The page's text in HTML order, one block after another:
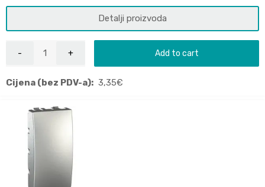
Detalji proizvoda
Add to cart
Cijena (bez PDV-a): 3,35€